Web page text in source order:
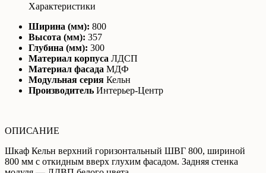
Характеристики
Ширина (мм): 800
Высота (мм): 357
Глубина (мм): 300
Материал корпуса ЛДСП
Материал фасада МДФ
Модульная серия Кельн
Производитель Интерьер-Центр
ОПИСАНИЕ
Шкаф Кельн верхний горизонтальный ШВГ 800, шириной
800 мм с откидным вверх глухим фасадом. Задняя стенка